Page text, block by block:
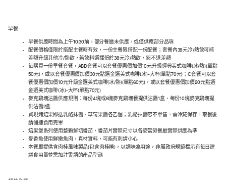
早餐
早餐供應時間為上午10:30前，部分餐廳未供應，或僅供應部分品項
配餐價格僅限於搭配主餐時有效，一份主餐限搭配一份配餐；套餐內38元冷/熱飲可補
差額升級其他冷/熱飲，若飲料選擇低於38元冷/熱飲，恕不退差額
每購買一份早餐套餐，ABD套餐可以套餐優惠價加價10元升級經典美式咖啡(冰/熱)(單點
50元)，或以套餐優惠價加價30元點選金選美式咖啡(冰)-大杯(單點70元)；C套餐可以套
餐優惠價加價10元升級金選美式咖啡(冰/熱)(單點60元)，或以套餐優惠價加價20元點選
金選美式咖啡(冰)-大杯(單點70元)
麥克鷄塊沾醬供應規則：每份4塊或6塊麥克鷄塊餐提供沾醬1盒、每份10塊麥克鷄塊提
供沾醬2盒
買現烤焙果即送乳酪抹醬、草莓果醬各乙個；乳酪抹醬恕不單售，需冷藏保存，取餐後
請儘速食用完畢
焙果堡系列使用整顆鮮切番茄，番茄片實際尺寸以各麥當勞餐廳實際供應為準
麥香魚使用鮮嫩魚肉，真材實料，可能有刺請小心
本餐廳提供含肉桂風味製品(包含肉桂捲)，以調味為用途，非屬政府規範標示有每日建
議食用量並需加註警語的產品型態